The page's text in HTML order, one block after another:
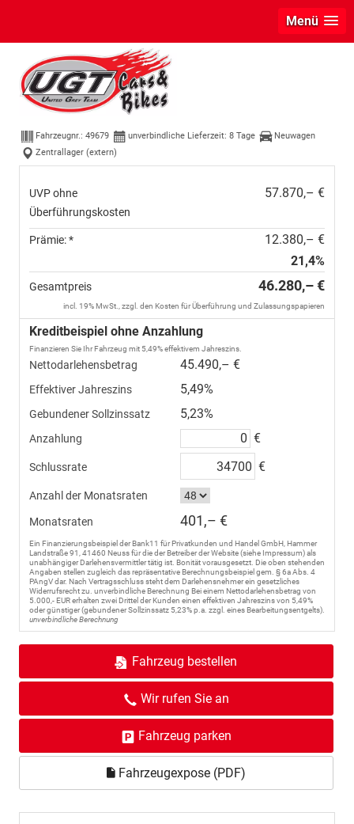
Menü
Skoda KaroqSportline 2.0 TDI 4x4 AHK+360°
+Alu19+Navi+Matrix+Winter+eHeck+Lounge+ACC+GV5
Fahrzeugnr.: 49679 unverbindliche Lieferzeit: 8 Tage
Neuwagen
Zentrallager (extern)
UVP ohne
Überführungskosten
57.870,– €
Prämie: *
12.380,– €
21,4%
Gesamtpreis 46.280,– €
incl. 19% MwSt., zzgl. den Kosten für Überführung und Zulassungspapieren
Kreditbeispiel ohne Anzahlung
Finanzieren Sie Ihr Fahrzeug mit 5,49% effektivem Jahreszins.
Nettodarlehensbetrag 45.490,– €
Effektiver Jahreszins 5,49%
Gebundener Sollzinssatz 5,23%
Anzahlung €
Schlussrate €
Anzahl der Monatsraten
Monatsraten 401,– €
Ein Finanzierungsbeispiel der Bank11 für Privatkunden und Handel GmbH, Hammer
Landstraße 91, 41460 Neuss für die der Betreiber der Website (siehe Impressum) als
unabhängiger Darlehensvermittler tätig ist. Bonität vorausgesetzt. Die oben stehenden
Angaben stellen zugleich das repräsentative Berechnungsbeispiel gem. § 6a Abs. 4
PAngV dar. Nach Vertragsschluss steht dem Darlehensnehmer ein gesetzliches
Widerrufsrecht zu. unverbindliche Berechnung Bei einem Nettodarlehensbetrag von
5.000,- EUR erhalten zwei Drittel der Kunden einen effektiven Jahreszins von 5,49%
oder günstiger (gebundener Sollzinssatz 5,23% p.a. zzgl. eines Bearbeitungsentgelts).
unverbindliche Berechnung
Fahrzeug bestellen
Wir rufen Sie an
Fahrzeug parken
Fahrzeugexpose (PDF)